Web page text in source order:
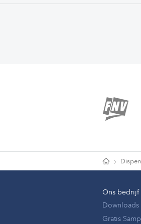
Ons bedrijf
Downloads
Gratis